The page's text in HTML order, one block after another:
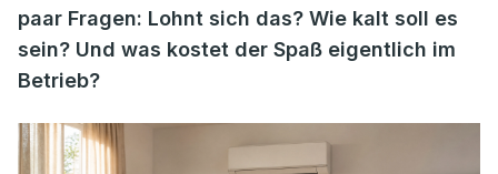
paar Fragen: Lohnt sich das? Wie kalt soll es
sein? Und was kostet der Spaß eigentlich im
Betrieb?